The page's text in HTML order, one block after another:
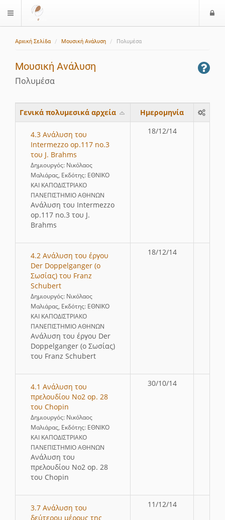
$langMenu
Αρχική Σελίδα Μουσική Ανάλυση Πολυμέσα
Μουσική Ανάλυση
Πολυμέσα
Γενικά πολυμεσικά αρχεία Ημερομηνία
4.3 Ανάλυση του
Intermezzo op.117 no.3
του J. Brahms
Δημιουργός: Νικόλαος
Μαλιάρας, Εκδότης: ΕΘΝΙΚΟ
ΚΑΙ ΚΑΠΟΔΙΣΤΡΙΑΚΟ
ΠΑΝΕΠΙΣΤΗΜΙΟ ΑΘΗΝΩΝ
Ανάλυση του Intermezzo
op.117 no.3 του J.
Brahms
18/12/14
4.2 Ανάλυση του έργου
Der Doppelganger (ο
Σωσίας) του Franz
Schubert
Δημιουργός: Νικόλαος
Μαλιάρας, Εκδότης: ΕΘΝΙΚΟ
ΚΑΙ ΚΑΠΟΔΙΣΤΡΙΑΚΟ
ΠΑΝΕΠΙΣΤΗΜΙΟ ΑΘΗΝΩΝ
Ανάλυση του έργου Der
Doppelganger (ο Σωσίας)
του Franz Schubert
18/12/14
4.1 Ανάλυση του
πρελουδίου Νο2 op. 28
του Chopin
Δημιουργός: Νικόλαος
Μαλιάρας, Εκδότης: ΕΘΝΙΚΟ
ΚΑΙ ΚΑΠΟΔΙΣΤΡΙΑΚΟ
ΠΑΝΕΠΙΣΤΗΜΙΟ ΑΘΗΝΩΝ
Ανάλυση του
πρελουδίου Νο2 op. 28
του Chopin
30/10/14
3.7 Ανάλυση του
δεύτερου μέρους της
11/12/14